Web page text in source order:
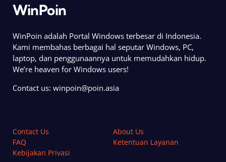
WinPoin
WinPoin adalah Portal Windows terbesar di Indonesia.
Kami membahas berbagai hal seputar Windows, PC,
laptop, dan penggunaannya untuk memudahkan hidup.
We’re heaven for Windows users!
Contact us: winpoin@poin.asia
Contact Us
About Us
FAQ
Ketentuan Layanan
Kebijakan Privasi